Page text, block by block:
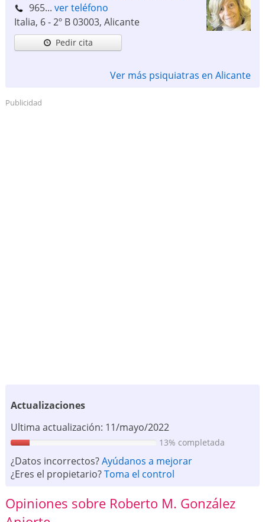
965... ver teléfono
Italia, 6 - 2º B03003, Alicante
Pedir cita
Ver más psiquiatras en Alicante
Publicidad
Actualizaciones
Ultima actualización: 11/mayo/2022
13% completada
¿Datos incorrectos?Ayúdanos a mejorar
¿Eres el propietario?Toma el control
Opiniones sobre Roberto M. González